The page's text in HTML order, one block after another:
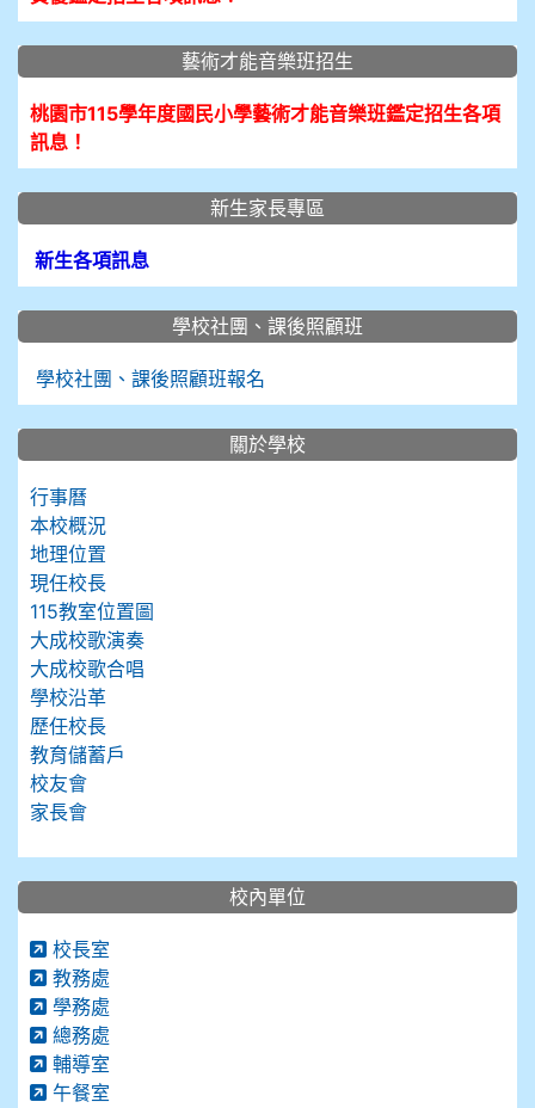
藝術才能音樂班招生
桃園市115學年度國民小學藝術才能音樂班鑑定招生各項
訊息！
新生家長專區
新生各項訊息
學校社團、課後照顧班
學校社團、課後照顧班報名
關於學校
行事曆
本校概況
地理位置
現任校長
115教室位置圖
大成校歌演奏
大成校歌合唱
學校沿革
歷任校長
教育儲蓄戶
校友會
家長會
校內單位
校長室
教務處
學務處
總務處
輔導室
午餐室